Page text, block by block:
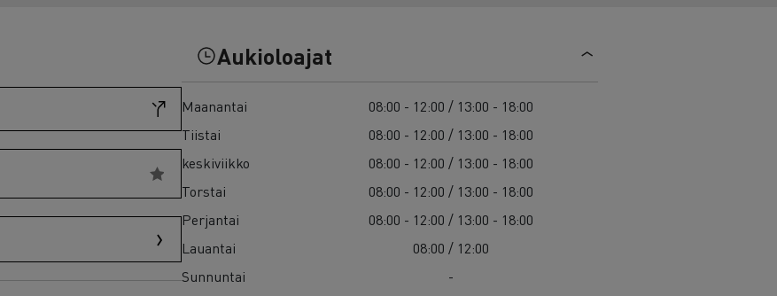
Toimitusta varten
Aukioloajat
Maanantai
08:00 - 12:00 / 13:00 - 18:00
Tiistai
08:00 - 12:00 / 13:00 - 18:00
keskiviikko
08:00 - 12:00 / 13:00 - 18:00
Torstai
08:00 - 12:00 / 13:00 - 18:00
Perjantai
08:00 - 12:00 / 13:00 - 18:00
Lauantai
08:00 / 12:00
Sunnuntai
-